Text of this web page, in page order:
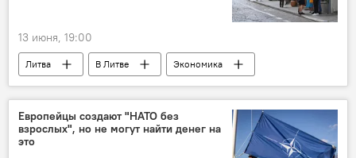
13 июня, 19:00
Литва В Литве
Экономика
экономика
инфляция
Европейцы создают "НАТО без
взрослых", но не могут найти денег на
это